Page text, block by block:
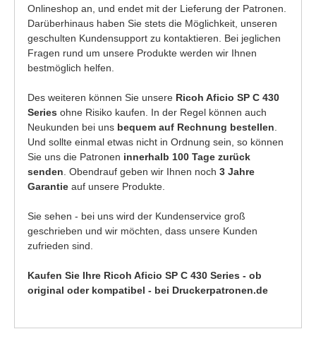
Onlineshop an, und endet mit der Lieferung der Patronen.
Darüberhinaus haben Sie stets die Möglichkeit, unseren
geschulten Kundensupport zu kontaktieren. Bei jeglichen
Fragen rund um unsere Produkte werden wir Ihnen
bestmöglich helfen.
Des weiteren können Sie unsere Ricoh Aficio SP C 430
Series ohne Risiko kaufen. In der Regel können auch
Neukunden bei uns bequem auf Rechnung bestellen
Und sollte einmal etwas nicht in Ordnung sein, so können
Sie uns die Patronen innerhalb 100 Tage zurück
senden . Obendrauf geben wir Ihnen noch 3 Jahre
Garantie auf unsere Produkte.
Sie sehen - bei uns wird der Kundenservice groß
geschrieben und wir möchten, dass unsere Kunden
zufrieden sind.
Kaufen Sie Ihre Ricoh Aficio SP C 430 Series - ob
original oder kompatibel - bei Druckerpatronen.de